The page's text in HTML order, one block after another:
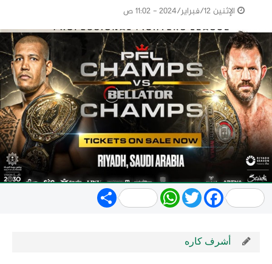
الإثنين 12/فبراير/2024 - 11:02 ص
Share WhatsApp
TwitterFacebook
أشرف كاره